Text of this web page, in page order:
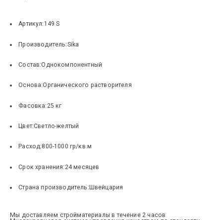
Артикул: 149 S
Производитель:Sika
Состав:Однокомпонентный
Основа:Органического растворителя
Фасовка: 25 кг
Цвет:Светло-желтый
Расход:800-1000 гр/кв.м
Срок хранения: 24 месяцев
Страна производитель: Швейцария
Мы доставляем стройматериалы в течение 2 часов